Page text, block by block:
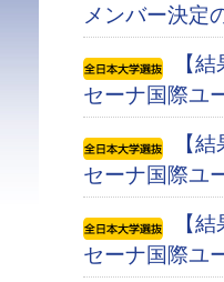
メンバー決定
【
セーナ国際ユ
【
セーナ国際ユ
【
セーナ国際ユ